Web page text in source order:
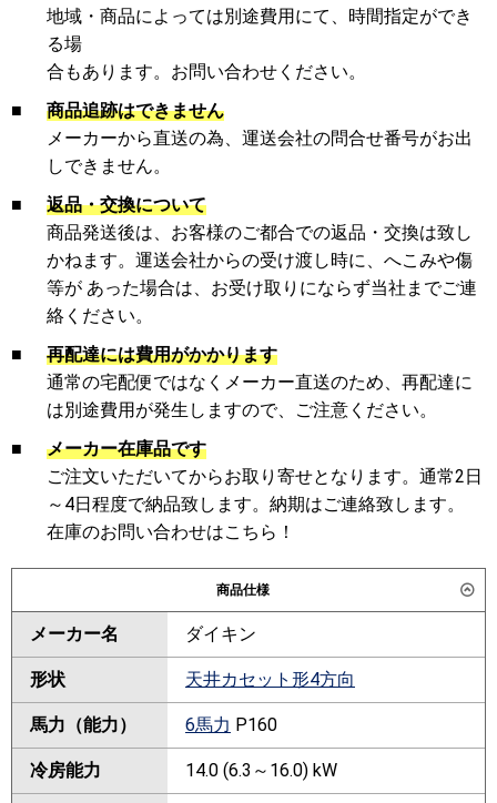
地域・商品によっては別途費用にて、時間指定ができ
る場
合もあります。お問い合わせください。
■
商品追跡はできません
メーカーから直送の為、運送会社の問合せ番号がお出
しできません。
■
返品・交換について
商品発送後は、お客様のご都合での返品・交換は致し
かねます。運送会社からの受け渡し時に、へこみや傷
等が あった場合は、お受け取りにならず当社までご連
絡ください。
■
再配達には費用がかかります
通常の宅配便ではなくメーカー直送のため、再配達に
は別途費用が発生しますので、ご注意ください。
■
メーカー在庫品です
ご注文いただいてからお取り寄せとなります。通常2日
～4日程度で納品致します。納期はご連絡致します。
在庫のお問い合わせはこちら！
商品仕様
メーカー名 ダイキン
形状 天井カセット形4方向
馬力（能力） 6馬力 P160
冷房能力 14.0 (6.3～16.0) kW